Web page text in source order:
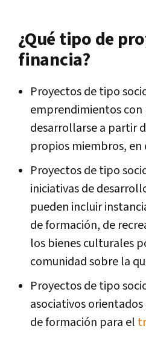
¿Qué tipo de
financia?
Proyectos de tipo
emprendimientos
desarrollarse a partir
propios miembros, en
Proyectos de tipo
iniciativas de
pueden incluir
de formación, de
los bienes culturales
comunidad sobre la
Proyectos de tipo
asociativos
de formación para el